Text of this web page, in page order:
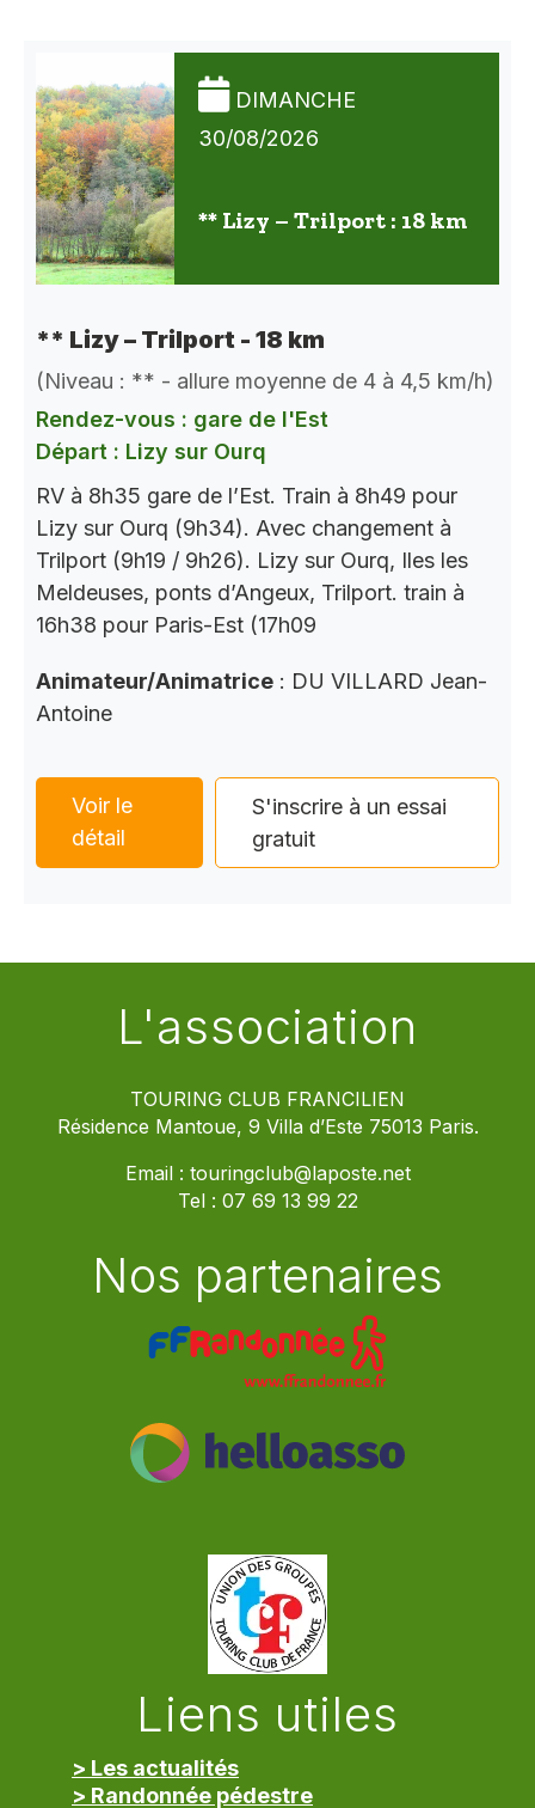
DIMANCHE
30/08/2026
** Lizy – Trilport : 18 km
** Lizy – Trilport - 18 km
(Niveau : ** - allure moyenne de 4 à 4,5 km/h)
Rendez-vous : gare de l'Est
Départ : Lizy sur Ourq
RV à 8h35 gare de l’Est. Train à 8h49 pour
Lizy sur Ourq (9h34). Avec changement à
Trilport (9h19 / 9h26). Lizy sur Ourq, Iles les
Meldeuses, ponts d’Angeux, Trilport. train à
16h38 pour Paris-Est (17h09
Animateur/Animatrice : DU VILLARD Jean-
Antoine
Voir le
détail
S'inscrire à un essai
gratuit
L'association
TOURING CLUB FRANCILIEN
Résidence Mantoue, 9 Villa d’Este 75013 Paris.
Email : touringclub@laposte.net
Tel : 07 69 13 99 22
Nos partenaires
Liens utiles
> Les actualités
> Randonnée pédestre